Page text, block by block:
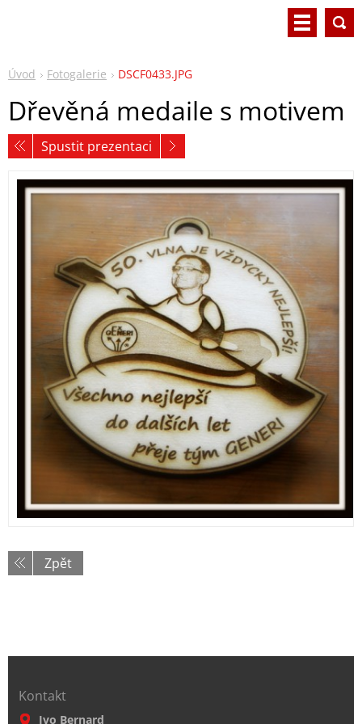
Úvod Fotogalerie DSCF0433.JPG
Dřevěná medaile s motivem
Spustit prezentaci
Zpět
Kontakt
Ivo Bernard